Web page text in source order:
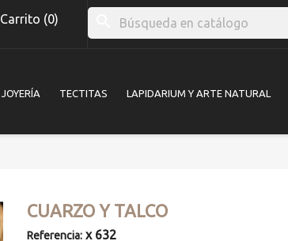
Carrito (0)
JOYERÍA TECTITAS LAPIDARIUM Y ARTE NATURAL
CUARZO Y TALCO
Referencia: x 632